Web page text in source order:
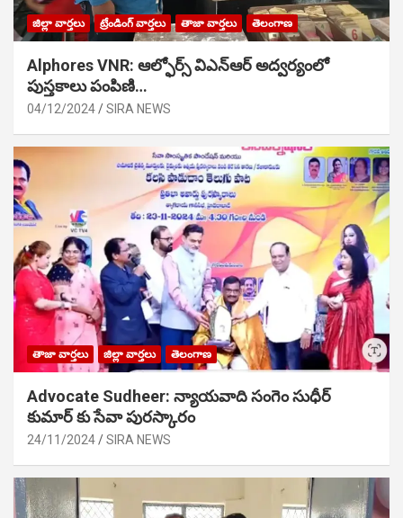
జిల్లా వార్తలు ట్రేండింగ్ వార్తలు తాజా వార్తలు తెలంగాణ
Alphores VNR: ఆల్ఫోర్స్ విఎన్ఆర్ అద్వర్యంలో
పుస్తకాలు పంపిణి…
04/12/2024 SIRA NEWS
తాజా వార్తలు జిల్లా వార్తలు తెలంగాణ
Advocate Sudheer: న్యాయవాది సంగెం సుధీర్
కుమార్ కు సేవా పురస్కారం
24/11/2024 SIRA NEWS